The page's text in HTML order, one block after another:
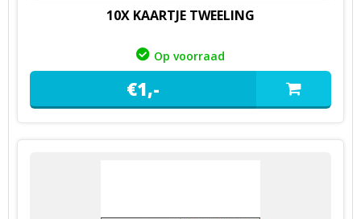
10X KAARTJE TWEELING
Op voorraad
€1,-